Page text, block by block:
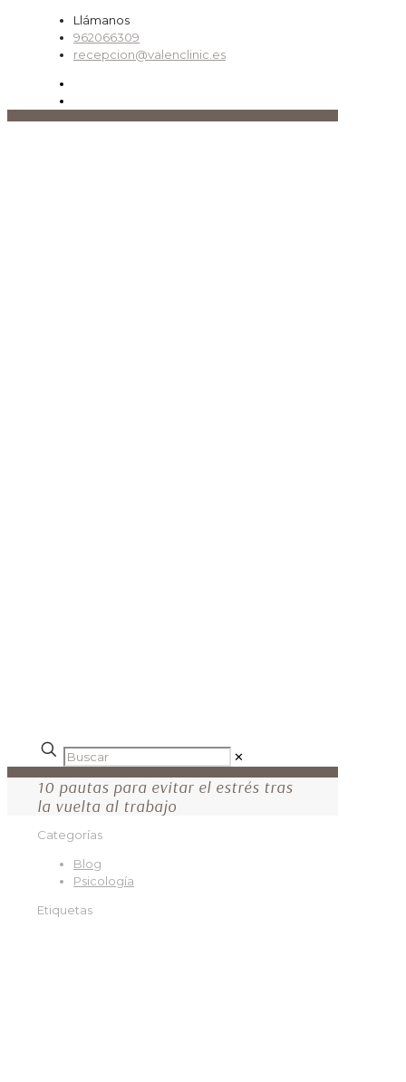
Llámanos
962066309
recepcion@valenclinic.es
✕
10 pautas para evitar el estrés tras
la vuelta al trabajo
Categorías
Blog
Psicología
Etiquetas